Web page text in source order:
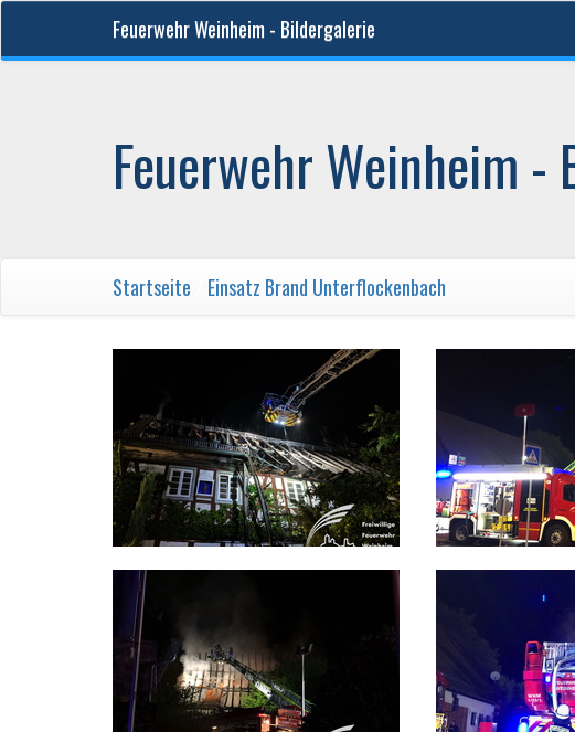
Feuerwehr Weinheim - Bildergalerie
Feuerwehr Weinheim
Startseite Einsatz Brand Unterflockenbach